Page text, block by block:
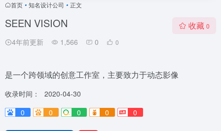
首页 • 知名设计公司 • 正文
SEEN VISION
4年前更新 1,566 0 0
收藏 0
是一个跨领域的创意工作室，主要致力于动态影像
收录时间：
2020-04-30
0
0 0 0 0